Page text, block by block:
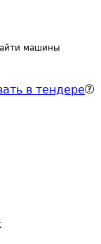
машины
в тендере